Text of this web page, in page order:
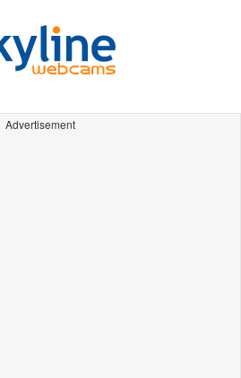
Advertisement